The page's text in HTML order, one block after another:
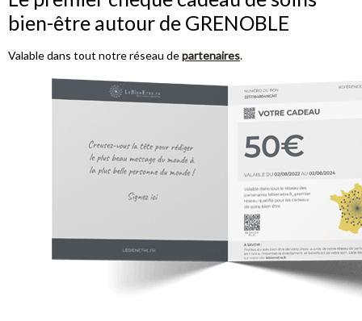
bien-être autour de GRENOBLE
Valable dans tout notre réseau departenaires.